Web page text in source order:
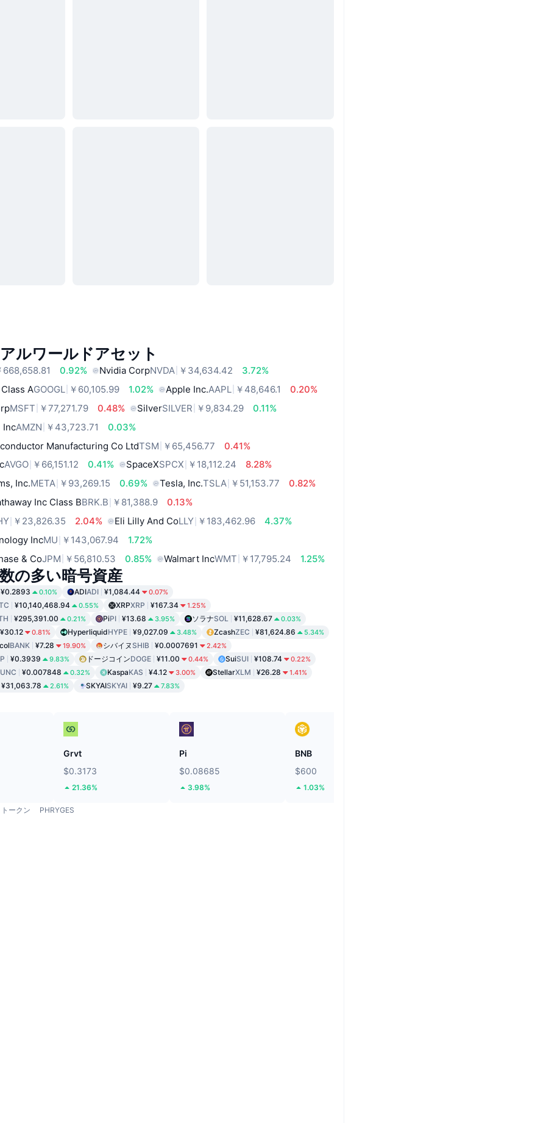
ルワールドアセット
668,658.81 0.92% Nvidia CorpNVDA ￥34,634.42
3.72%
AGOOGL ￥60,105.99 1.02% Apple Inc.AAPL ￥48,646.1
0.20%
MSFT ￥77,271.79 0.48% SilverSILVER ￥9,834.29
0.11%
IncAMZN ￥43,723.71
0.03%
Manufacturing Co LtdTSM ￥65,456.77
0.41%
AVGO ￥66,151.12 0.41% SpaceXSPCX ￥18,112.24
8.28%
Inc.META ￥93,269.15 0.69% Tesla, Inc.TSLA ￥51,153.77
0.82%
Inc Class BBRK.B ￥81,388.9
0.13%
￥23,826.35 2.04% Eli Lilly And CoLLY ￥183,462.96
4.37%
IncMU ￥143,067.94
1.72%
& CoJPM ￥56,810.53 0.85% Walmart IncWMT ￥17,795.24 1.25%
の多い暗号資産
¥0.2893 0.10% ADIADI ¥1,084.44 0.07%
¥10,140,468.94 0.55% XRPXRP ¥167.34 1.25%
¥295,391.00 0.21% PiPI ¥13.68 3.95% ソラナSOL ¥11,628.67 0.03%
¥30.12 0.81% HyperliquidHYPE ¥9,027.09 3.48% ZcashZEC ¥81,624.86 5.34%
BANK ¥7.28 19.90% シバイヌ SHIB ¥0.0007691 2.42%
¥0.3939 9.83% ドージコインDOGE ¥11.00 0.44% SuiSUI ¥108.74 0.22%
¥0.007848 0.32% KaspaKAS ¥4.12 3.00% StellarXLM ¥26.28 1.41%
¥31,063.78 2.61% SKYAISKYAI ¥9.27 7.83%
Grvt
$0.3173
21.36%
Pi
$0.08685
3.98%
BNB
$600
1.03%
トークン PHRYGES